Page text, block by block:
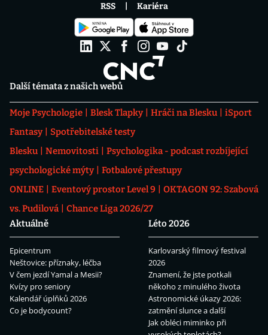
Další témata z našich webů
Moje Psychologie Blesk Tlapky Hráči na Blesku
iSport
Fantasy
Spotřebitelské testy
Blesku
Nemovitosti
Psychologika - podcast rozbíjející
psychologické mýty
Fotbalové přestupy
ONLINE
Eventový prostor Level 9
OKTAGON 92: Szabová
vs. Pudilová
Chance Liga 2026/27
Aktuálně
Epicentrum
Neštovice: příznaky, léčba
V čem jezdí Yamal a Mesii?
Kvízy pro seniory
Kalendář úplňků 2026
Co je bodycount?
Léto 2026
Karlovarský filmový festival
2026
Znamení, že jste potkali
někoho z minulého života
Astronomické úkazy 2026:
zatmění slunce a další
Jak obléci miminko při
RSS Kariéra